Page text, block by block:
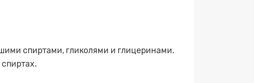
спиртами, гликолями и глицеринами.
×